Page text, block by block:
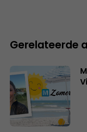
Gerelateerde